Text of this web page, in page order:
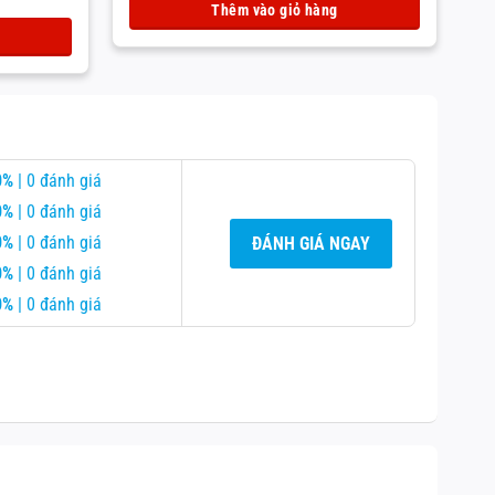
Thêm vào giỏ hàng
| 0 đánh giá
| 0 đánh giá
| 0 đánh giá
| 0 đánh giá
| 0 đánh giá
ĐÁNH GIÁ NGAY